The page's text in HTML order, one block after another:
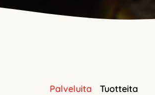
Palveluita Tuotteita